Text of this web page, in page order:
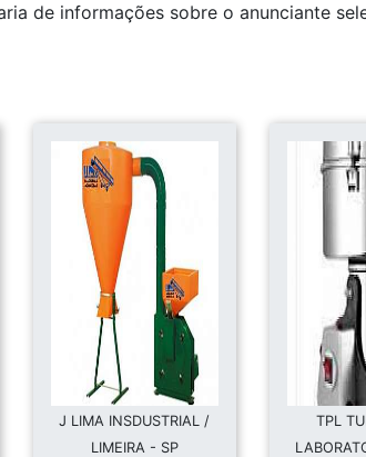
de informações sobre o anunciante
J LIMA INSDUSTRIAL /
LIMEIRA - SP
TPL